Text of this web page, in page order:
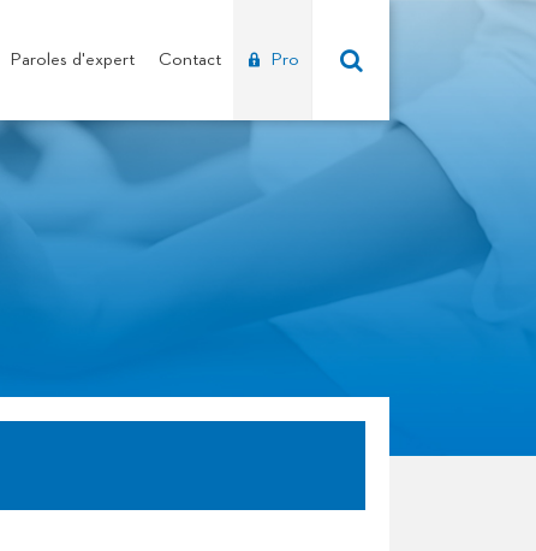
Paroles d'expert Contact Pro